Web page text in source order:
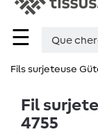
☰
Fils surjeteuse
Fil
4755